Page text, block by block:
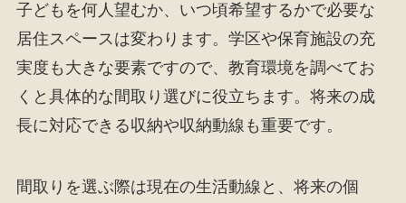
子どもを何人望むか、いつ頃希望するかで必要な
居住スペースは変わります。学区や保育施設の充
実度も大きな要素ですので、教育環境を調べてお
くと具体的な間取り選びに役立ちます。将来の成
長に対応できる収納や収納動線も重要です。
間取りを選ぶ際は現在の生活動線と、将来の個